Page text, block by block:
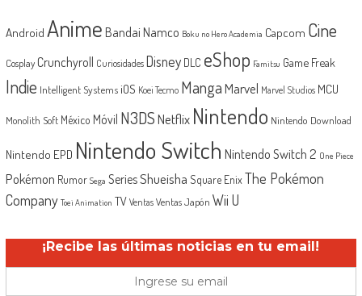
Android Anime Bandai Namco Boku no Hero Academia Capcom Cine
Cosplay Crunchyroll Curiosidades Disney DLC eShop Famitsu Game Freak
Indie Intelligent Systems iOS Koei Tecmo MangaMarvel Marvel Studios MCU
Monolith Soft México Móvil N3DSNetflix Nintendo Nintendo Download
Nintendo EPD Nintendo Switch Nintendo Switch 2 One Piece
Pokémon Rumor Sega SeriesShueisha Square EnixThe Pokémon
Company Toei Animation TV Ventas Ventas Japón Wii U
¡Recibe las últimas noticias en tu email!